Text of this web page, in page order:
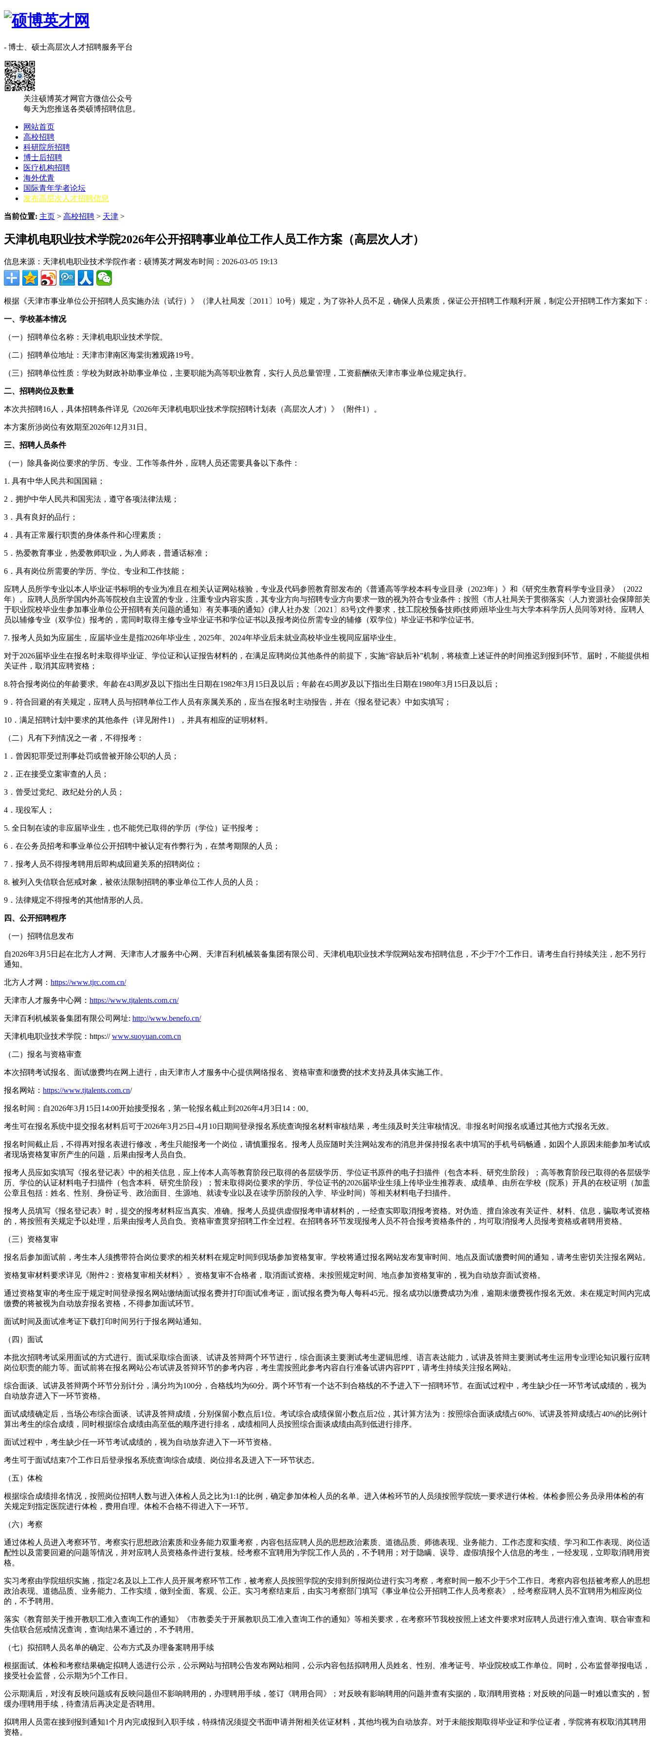
- 博士、硕士高层次人才招聘服务平台
关注硕博英才网官方微信公众号
每天为您推送各类硕博招聘信息。
网站首页
高校招聘
科研院所招聘
博士后招聘
医疗机构招聘
海外优青
国际青年学者论坛
发布高层次人才招聘信息
当前位置: 主页 > 高校招聘 > 天津 >
天津机电职业技术学院2026年公开招聘事业单位工作人员工作方案（高层次人才）
信息来源：天津机电职业技术学院作者：硕博英才网 发布时间：2026-03-05 19:13
根据《天津市事业单位公开招聘人员实施办法（试行）》（津人社局发〔2011〕10号）规定，为了弥补人员不足，确保人员素质，保证公开招聘工作顺利开展，制定公开招聘工作方案如下：
一、学校基本情况
（一）招聘单位名称：天津机电职业技术学院。
（二）招聘单位地址：天津市津南区海棠街雅观路19号。
（三）招聘单位性质：学校为财政补助事业单位，主要职能为高等职业教育，实行人员总量管理，工资薪酬依天津市事业单位规定执行。
二、招聘岗位及数量
本次共招聘16人，具体招聘条件详见《2026年天津机电职业技术学院招聘计划表（高层次人才）》（附件1）。
本方案所涉岗位有效期至2026年12月31日。
三、招聘人员条件
（一）除具备岗位要求的学历、专业、工作等条件外，应聘人员还需要具备以下条件：
1. 具有中华人民共和国国籍；
2．拥护中华人民共和国宪法，遵守各项法律法规；
3．具有良好的品行；
4．具有正常履行职责的身体条件和心理素质；
5．热爱教育事业，热爱教师职业，为人师表，普通话标准；
6．具有岗位所需要的学历、学位、专业和工作技能；
应聘人员所学专业以本人毕业证书标明的专业为准且在相关认证网站核验，专业及代码参照教育部发布的《普通高等学校本科专业目录（2023年）》和《研究生教育科学专业目录》（2022
年）。应聘人员所学国内外高等院校自主设置的专业，注重专业内容实质，其专业方向与招聘专业方向要求一致的视为符合专业条件；按照《市人社局关于贯彻落实〈人力资源社会保障部关
于职业院校毕业生参加事业单位公开招聘有关问题的通知〉有关事项的通知》(津人社办发〔2021〕83号)文件要求，技工院校预备技师(技师)班毕业生与大学本科学历人员同等对待。应聘人
员以辅修专业（双学位）报考的，需同时取得主修专业毕业证书和学位证书以及报考岗位所需专业的辅修（双学位）毕业证书和学位证书。
7. 报考人员如为应届生，应届毕业生是指2026年毕业生，2025年、2024年毕业后未就业高校毕业生视同应届毕业生。
对于2026届毕业生在报名时未取得毕业证、学位证和认证报告材料的，在满足应聘岗位其他条件的前提下，实施“容缺后补”机制，将核查上述证件的时间推迟到报到环节。届时，不能提供相
关证件，取消其应聘资格；
8.符合报考岗位的年龄要求。年龄在43周岁及以下指出生日期在1982年3月15日及以后；年龄在45周岁及以下指出生日期在1980年3月15日及以后；
9．符合回避的有关规定，应聘人员与招聘单位工作人员有亲属关系的，应当在报名时主动报告，并在《报名登记表》中如实填写；
10．满足招聘计划中要求的其他条件（详见附件1），并具有相应的证明材料。
（二）凡有下列情况之一者，不得报考：
1．曾因犯罪受过刑事处罚或曾被开除公职的人员；
2．正在接受立案审查的人员；
3．曾受过党纪、政纪处分的人员；
4．现役军人；
5. 全日制在读的非应届毕业生，也不能凭已取得的学历（学位）证书报考；
6．在公务员招考和事业单位公开招聘中被认定有作弊行为，在禁考期限的人员；
7．报考人员不得报考聘用后即构成回避关系的招聘岗位；
8. 被列入失信联合惩戒对象，被依法限制招聘的事业单位工作人员的人员；
9．法律规定不得报考的其他情形的人员。
四、公开招聘程序
（一）招聘信息发布
自2026年3月5日起在北方人才网、天津市人才服务中心网、天津百利机械装备集团有限公司、天津机电职业技术学院网站发布招聘信息，不少于7个工作日。请考生自行持续关注，恕不另行
通知。
北方人才网： https://www.tjrc.com.cn/
天津市人才服务中心网： https://www.tjtalents.com.cn/
天津百利机械装备集团有限公司网址: http://www.benefo.cn/
天津机电职业技术学院：https://www.suoyuan.com.cn
（二）报名与资格审查
本次招聘考试报名、面试缴费均在网上进行，由天津市人才服务中心提供网络报名、资格审查和缴费的技术支持及具体实施工作。
报名网站： https://www.tjtalents.com.cn/
报名时间：自2026年3月15日14:00开始接受报名，第一轮报名截止到2026年4月3日14：00。
考生可在报名系统中提交报名材料后可于2026年3月25日-4月10日期间登录报名系统查询报名材料审核结果，考生须及时关注审核情况。非报名时间报名或通过其他方式报名无效。
报名时间截止后，不得再对报名表进行修改，考生只能报考一个岗位，请慎重报名。报考人员应随时关注网站发布的消息并保持报名表中填写的手机号码畅通，如因个人原因未能参加考试或
者现场资格复审所产生的问题，后果由报考人员自负。
报考人员应如实填写《报名登记表》中的相关信息，应上传本人高等教育阶段已取得的各层级学历、学位证书原件的电子扫描件（包含本科、研究生阶段）；高等教育阶段已取得的各层级学
历、学位的认证材料电子扫描件（包含本科、研究生阶段）；暂未取得岗位要求的学历、学位证书的2026届毕业生须上传毕业生推荐表、成绩单、由所在学校（院系）开具的在校证明（加盖
公章且包括：姓名、性别、身份证号、政治面目、生源地、就读专业以及在读学历阶段的入学、毕业时间）等相关材料电子扫描件。
报考人员填写《报名登记表》时，提交的报考材料应当真实、准确。报考人员提供虚假报考申请材料的，一经查实即取消报考资格。对伪造、擅自涂改有关证件、材料、信息，骗取考试资格
的，将按照有关规定予以处理，后果由报考人员自负。资格审查贯穿招聘工作全过程。在招聘各环节发现报考人员不符合报考资格条件的，均可取消报考人员报考资格或者聘用资格。
（三）资格复审
报名后参加面试前，考生本人须携带符合岗位要求的相关材料在规定时间到现场参加资格复审。学校将通过报名网站发布复审时间、地点及面试缴费时间的通知，请考生密切关注报名网站。
资格复审材料要求详见《附件2：资格复审相关材料》。资格复审不合格者，取消面试资格。未按照规定时间、地点参加资格复审的，视为自动放弃面试资格。
通过资格复审的考生应于规定时间登录报名网站缴纳面试报名费并打印面试准考证，面试报名费为每人每科45元。报名成功以缴费成功为准，逾期未缴费视作报名无效。未在规定时间内完成
缴费的将被视为自动放弃报名资格，不得参加面试环节。
面试时间及面试准考证下载打印时间另行于报名网站通知。
（四）面试
本批次招聘考试采用面试的方式进行。面试采取综合面谈、试讲及答辩两个环节进行，综合面谈主要测试考生逻辑思维、语言表达能力，试讲及答辩主要测试考生运用专业理论知识履行应聘
岗位职责的能力等。面试前将在报名网站公布试讲及答辩环节的参考内容，考生需按照此参考内容自行准备试讲内容PPT，请考生持续关注报名网站。
综合面谈、试讲及答辩两个环节分别计分，满分均为100分，合格线均为60分。两个环节有一个达不到合格线的不予进入下一招聘环节。在面试过程中，考生缺少任一环节考试成绩的，视为
自动放弃进入下一环节资格。
面试成绩确定后，当场公布综合面谈、试讲及答辩成绩，分别保留小数点后1位。考试综合成绩保留小数点后2位，其计算方法为：按照综合面谈成绩占60%、试讲及答辩成绩占40%的比例计
算出考生的综合成绩，同时根据综合成绩由高至低的顺序进行排名，成绩相同人员按照综合面谈成绩由高到低进行排序。
面试过程中，考生缺少任一环节考试成绩的，视为自动放弃进入下一环节资格。
考生可于面试结束7个工作日后登录报名系统查询综合成绩、岗位排名及进入下一环节状态。
（五）体检
根据综合成绩排名情况，按照岗位招聘人数与进入体检人员之比为1:1的比例，确定参加体检人员的名单。进入体检环节的人员须按照学院统一要求进行体检。体检参照公务员录用体检的有
关规定到指定医院进行体检，费用自理。体检不合格不得进入下一环节。
（六）考察
通过体检人员进入考察环节。考察实行思想政治素质和业务能力双重考察，内容包括应聘人员的思想政治素质、道德品质、师德表现、业务能力、工作态度和实绩、学习和工作表现、岗位适
配性以及需要回避的问题等情况，并对应聘人员资格条件进行复核。经考察不宜聘用为学院工作人员的，不予聘用；对于隐瞒、误导、虚假填报个人信息的考生，一经发现，立即取消聘用资
格。
实习考察由学院组织实施，指定2名及以上工作人员开展考察环节工作，被考察人员按照学院的安排到所报岗位进行实习考察，考察时间一般不少于5个工作日。考察内容包括被考察人的思想
政治表现、道德品质、业务能力、工作实绩，做到全面、客观、公正。实习考察结束后，由实习考察部门填写《事业单位公开招聘工作人员考察表》，经考察应聘人员不宜聘用为相应岗位
的，不予聘用。
落实《教育部关于推开教职工准入查询工作的通知》《市教委关于开展教职员工准入查询工作的通知》等相关要求，在考察环节我校按照上述文件要求对应聘人员进行准入查询、联合审查和
失信联合惩戒情况查询，查询结果不通过的，不予聘用。
（七）拟招聘人员名单的确定、公布方式及办理备案聘用手续
根据面试、体检和考察结果确定拟聘人选进行公示，公示网站与招聘公告发布网站相同，公示内容包括拟聘用人员姓名、性别、准考证号、毕业院校或工作单位。同时，公布监督举报电话，
接受社会监督，公示期为5个工作日。
公示期满后，对没有反映问题或有反映问题但不影响聘用的，办理聘用手续，签订《聘用合同》；对反映有影响聘用的问题并查有实据的，取消聘用资格；对反映的问题一时难以查实的，暂
缓办理聘用手续，待查清后再决定是否聘用。
拟聘用人员需在接到报到通知1个月内完成报到入职手续，特殊情况须提交书面申请并附相关佐证材料，其他均视为自动放弃。对于未能按期取得毕业证和学位证者，学院将有权取消其聘用
资格。